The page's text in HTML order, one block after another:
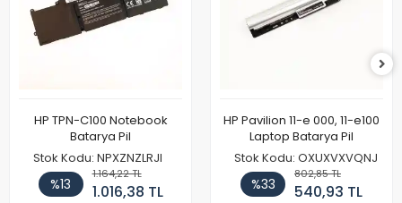
HP TPN-C100 Notebook
Batarya Pil
Stok Kodu: NPXZNZLRJI
%13
1.164,22 TL
1.016,38 TL
HP Pavilion 11-e 000, 11-e100
Laptop Batarya Pil
Stok Kodu: OXUXVXVQNJ
%33
802,85 TL
540,93 TL